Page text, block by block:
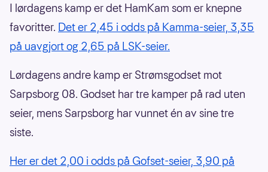
I lørdagens kamp er det HamKam som er knepne
favoritter. Det er 2,45 i odds på Kamma-seier, 3,35
på uavgjort og 2,65 på LSK-seier.
Lørdagens andre kamp er Strømsgodset mot
Sarpsborg 08. Godset har tre kamper på rad uten
seier, mens Sarpsborg har vunnet én av sine tre
siste.
Her er det 2,00 i odds på Gofset-seier, 3,90 på